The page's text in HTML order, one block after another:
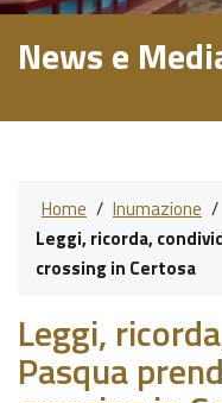
News e
Home / Inumazione /
Leggi, ricorda,
crossing in Certosa
Leggi,
Pasqua